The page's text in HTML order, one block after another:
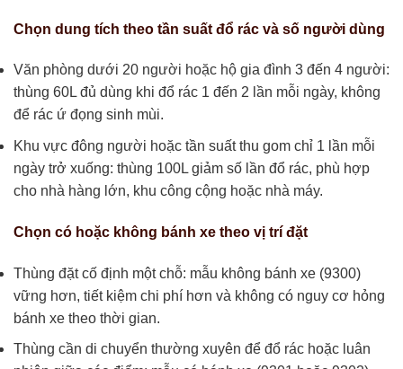
Chọn dung tích theo tần suất đổ rác và số người dùng
Văn phòng dưới 20 người hoặc hộ gia đình 3 đến 4 người:
thùng 60L đủ dùng khi đổ rác 1 đến 2 lần mỗi ngày, không
để rác ứ đọng sinh mùi.
Khu vực đông người hoặc tần suất thu gom chỉ 1 lần mỗi
ngày trở xuống: thùng 100L giảm số lần đổ rác, phù hợp
cho nhà hàng lớn, khu công cộng hoặc nhà máy.
Chọn có hoặc không bánh xe theo vị trí đặt
Thùng đặt cố định một chỗ: mẫu không bánh xe (9300)
vững hơn, tiết kiệm chi phí hơn và không có nguy cơ hỏng
bánh xe theo thời gian.
Thùng cần di chuyển thường xuyên để đổ rác hoặc luân